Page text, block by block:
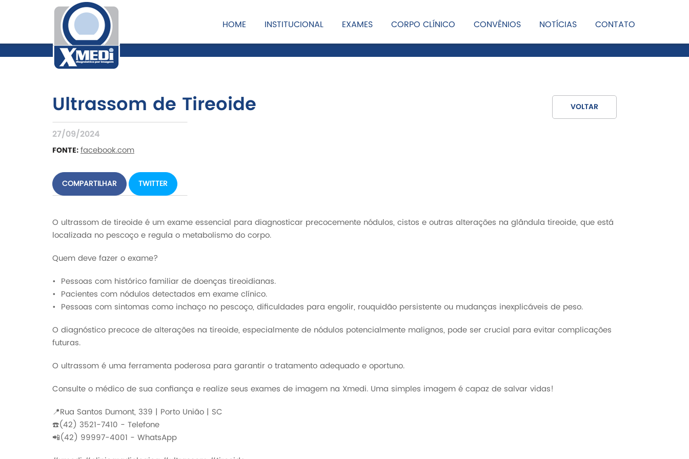
HOME INSTITUCIONAL EXAMES CORPO CLÍNICO CONVÊNIOS NOTÍCIAS CONTATO
Ultrassom de Tireoide VOLTAR
27/09/2024
FONTE:facebook.com
COMPARTILHAR TWITTER
O ultrassom de tireoide é um exame essencial para diagnosticar precocemente nódulos, cistos e outras alterações na glândula tireoide, que está
localizada no pescoço e regula o metabolismo do corpo.
Quem deve fazer o exame?
•⁠ ⁠Pessoas com histórico familiar de doenças tireoidianas.
•⁠ ⁠Pacientes com nódulos detectados em exame clínico.
•⁠ ⁠Pessoas com sintomas como inchaço no pescoço, dificuldades para engolir, rouquidão persistente ou mudanças inexplicáveis de peso.
O diagnóstico precoce de alterações na tireoide, especialmente de nódulos potencialmente malignos, pode ser crucial para evitar complicações
futuras.
O ultrassom é uma ferramenta poderosa para garantir o tratamento adequado e oportuno.
Consulte o médico de sua confiança e realize seus exames de imagem na Xmedi. Uma simples imagem é capaz de salvar vidas!
📍Rua Santos Dumont, 339 | Porto União | SC
☎️(42) 3521-7410 - Telefone
📲(42) 99997-4001 - WhatsApp